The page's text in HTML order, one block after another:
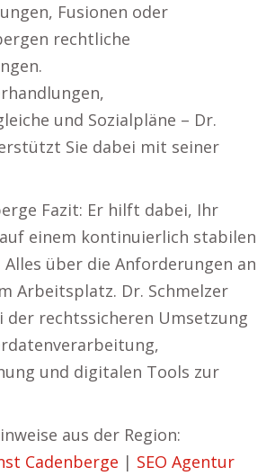
Fusionen oder
rechtliche
und Sozialpläne – Dr.
Sie dabei mit seiner
Fazit: Er hilft dabei, Ihr
einem kontinuierlich stabilen
Alles über die Anforderungen an
Arbeitsplatz. Dr. Schmelzer
der rechtssicheren Umsetzung
und digitalen Tools zur
aus der Region:
Cadenberge | SEO Agentur